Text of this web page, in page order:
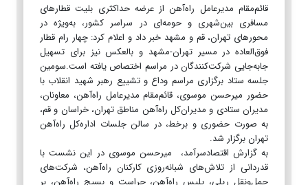
قائم‌مقام مدیرعامل راه‌آهن از عرضه حداکثری بلیت قطارهای
مسافری بین‌شهری و حومه‌ای در سراسر کشور، به‌ویژه در
محورهای تهران، قم و مشهد خبر داد و اعلام کرد: چهار رام قطار
فوق‌العاده در مسیر تهران-مشهد و بالعکس نیز برای تسهیل
جابه‌جایی شرکت‌کنندگان در مراسم اختصاص یافته است.سومین
جلسه ستاد برگزاری مراسم وداع و تشییع رهبر شهید انقلاب با
حضور میرحسن موسوی، قائم‌مقام مدیرعامل راه‌آهن، معاونان،
مدیران ستادی و مدیران‌کل راه‌آهن مناطق تهران، خراسان و قم،
به صورت حضوری و برخط، در سالن جلسات اداره‌کل راه‌آهن
تهران برگزار شد.
به گزارش اقتصادسرآمد، میرحسن موسوی در این نشست با
قدردانی از تلاش‌های شبانه‌روزی کارکنان راه‌آهن، شرکت‌های
حمل‌ونقل ریلی، پلیس راه‌آهن، حراست و بسیج راه‌آهن، بر